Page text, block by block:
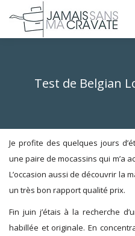
Test de Belgian
Je profite des quelques jours
une paire de mocassins qui m’a
L’occasion aussi de découvrir la
un très bon rapport qualité prix.
Fin juin j’étais à la recherche
habillée et originale. En